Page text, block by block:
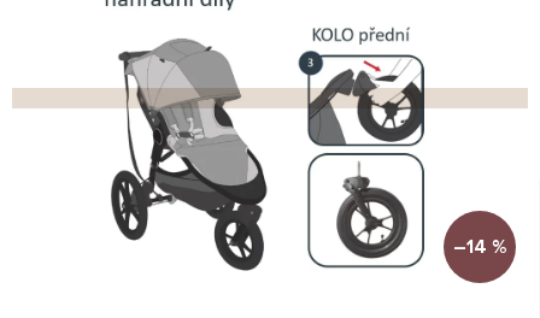
HVIEZDIČIEK.
–14 %